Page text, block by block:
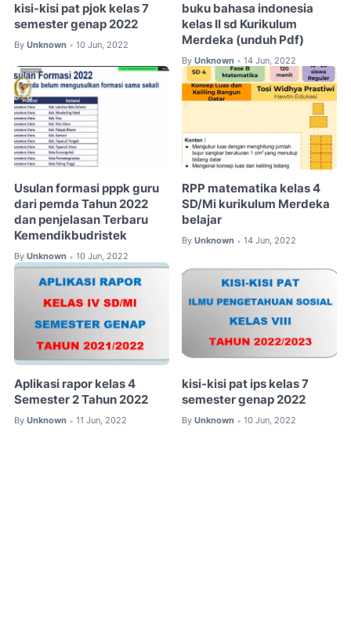
kisi-kisi pat pjok kelas 7
semester genap 2022
By Unknown • 10 Jun, 2022
buku bahasa indonesia
kelas II sd Kurikulum
Merdeka (unduh Pdf)
By Unknown • 14 Jun, 2022
Usulan formasi pppk guru
dari pemda Tahun 2022
dan penjelasan Terbaru
Kemendikbudristek
By Unknown • 10 Jun, 2022
RPP matematika kelas 4
SD/Mi kurikulum Merdeka
belajar
By Unknown • 14 Jun, 2022
Aplikasi rapor kelas 4
Semester 2 Tahun 2022
By Unknown • 11 Jun, 2022
kisi-kisi pat ips kelas 7
semester genap 2022
By Unknown • 10 Jun, 2022